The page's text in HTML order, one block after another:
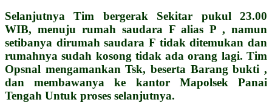
Selanjutnya Tim bergerak Sekitar pukul 23.00
WIB, menuju rumah saudara F alias P , namun
setibanya dirumah saudara F tidak ditemukan dan
rumahnya sudah kosong tidak ada orang lagi. Tim
Opsnal mengamankan Tsk, beserta Barang bukti ,
dan membawanya ke kantor Mapolsek Panai
Tengah Untuk proses selanjutnya.